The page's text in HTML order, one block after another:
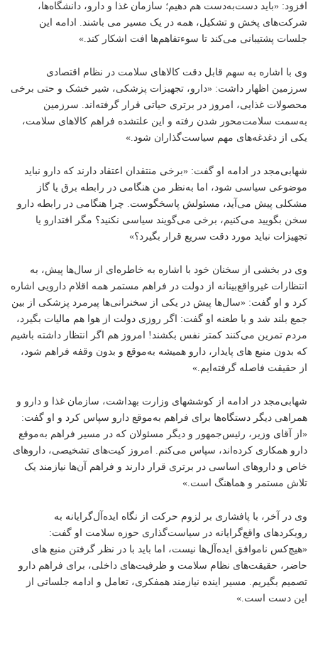
افزود: «باید دست‌به‌دست هم دهیم؛ سازمان غذا و دارو، دانشگاه‌ها،
شرکت‌های پخش و تشکیل، همه در یک مسیر می باشند. ادامه این
جلسات پشتیبانی می‌کند تا سوء‌تفاهم‌ها افت اشکار کند.»
وی با اشاره به سهم قابل دقت کالاهای سلامت در نظام اقتصادی
سرزمین اظهار داشت: «دارو، تجهیزات پزشکی، شیر خشک و حتی برخی
محصولات غذایی، امروز در برتری حیاتی قرار گرفته‌اند. سرزمین
به‌سمت سلامت‌محور شدن رفته و این علتشده فراهم کالاهای سلامت،
یکی از دغدغه‌های مهم سیاست‌گذاران شود.»
شهابی‌مجد در ادامه او گفت: «برخی منتقدان اعتقاد دارند که دارو نباید
موضوعی سیاسی شود، اما به‌نظر من هنگامی در رابطه برق یا گاز
مشکلی پیش می‌آید، مسئولش پاسخگوست. چرا هنگامی در رابطه دارو
سخن بگویید می‌کنیم، برخی می‌گویند سیاسی نکنید؟ مگر افتدارو یا
تجهیزات نباید مورد دقت سریع قرار بگیرد؟»
وی در بخشی از سخنان خود با اشاره به خاطره‌ای از سال‌ها پیش، به
انتظارات غیرواقع‌بینانه از دولت در فراهم مستمر همه اقلام دارویی اشاره
کرد و او گفت: «سال‌ها پیش در یکی از سخنرانی‌ها پیرمرد پزشکی از بین
جمع بلند شد و با طعنه او گفت: اگر روزی دولت از هوا هم مالیات بگیرد،
مردم تمرین می‌کنند کمتر نفس بکشند! امروز هم اگر انتظار داشته باشیم
که بدون منبع های پایدار، دارو همیشه به‌موقع و بدون وقفه فراهم شود،
از حقیقت فاصله گرفته‌ایم.»
شهابی‌مجد در ادامه از کوششهای وزارت بهداشت، سازمان غذا و دارو و
همراهی دیگر دستگاه‌ها برای فراهم به‌موقع دارو سپاس کرد و او گفت:
«از آقای وزیر، رئیس‌جمهور و دیگر مسئولان که در مسیر فراهم به‌موقع
دارو همکاری کرده‌اند، سپاس می‌کنم. امروز کیت‌های تشخیصی، داروهای
خاص و داروهای اساسی در برتری قرار دارند و فراهم آن‌ها نیازمند یک
تلاش مستمر و هماهنگ است.»
وی در آخر، با پافشاری بر لزوم حرکت از نگاه ایده‌آل‌گرایانه به
رویکردهای واقع‌گرایانه در سیاست‌گذاری حوزه سلامت او گفت:
«هیچ‌کس ناموافق ایده‌آل‌ها نیست، اما باید با در نظر گرفتن منبع های
حاضر، حقیقت‌های نظام سلامت و ظرفیت‌های داخلی، برای فراهم دارو
تصمیم‌ بگیریم. مسیر اینده نیازمند همفکری، تعامل و ادامه جلساتی از
این دست است.»